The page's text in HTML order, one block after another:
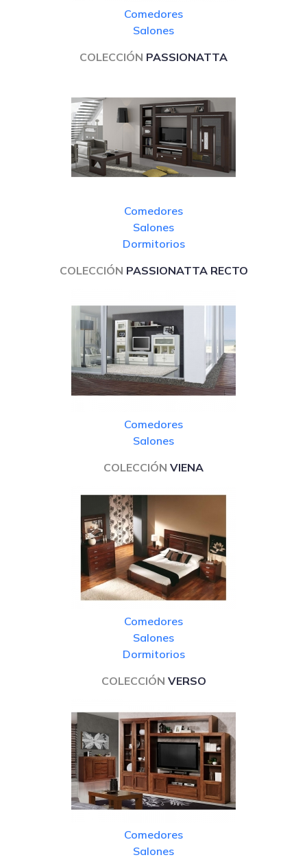
Comedores
Salones
COLECCIÓN PASSIONATTA
Comedores
Salones
Dormitorios
COLECCIÓN PASSIONATTA RECTO
Comedores
Salones
COLECCIÓN VIENA
Comedores
Salones
Dormitorios
COLECCIÓN VERSO
Comedores
Salones